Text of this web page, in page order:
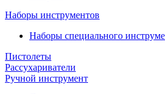
Наборы инструментов
Наборы специального
Пистолеты
Рассухариватели
Ручной инструмент